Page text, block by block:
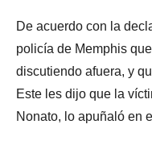
De acuerdo con la
policía de Memphis
discutiendo afuera, y
Este les dijo que la
Nonato, lo apuñaló en